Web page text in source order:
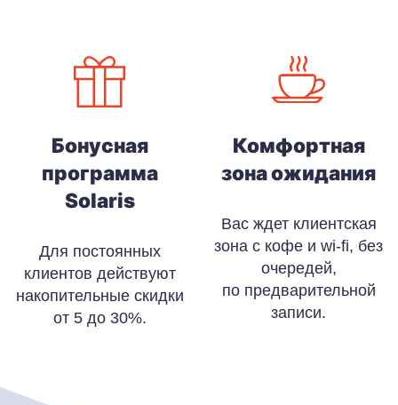
Бонусная
программа
Solaris
Для постоянных
клиентов действуют
накопительные скидки
от 5 до 30%.
Комфортная
зона ожидания
Вас ждет клиентская
зона с кофе и wi-fi, без
очередей,
по предварительной
записи.